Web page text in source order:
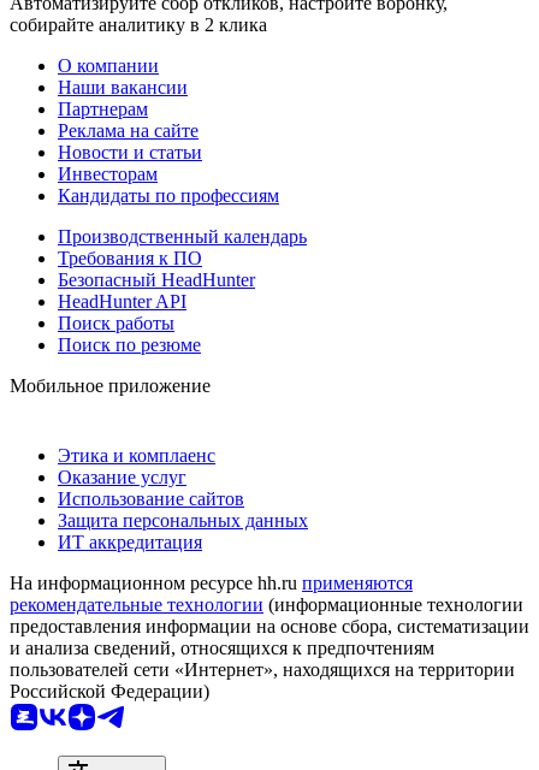
собирайте аналитику в 2 клика
О компании
Наши вакансии
Партнерам
Реклама на сайте
Новости и статьи
Инвесторам
Кандидаты по профессиям
Производственный календарь
Требования к ПО
Безопасный HeadHunter
HeadHunter API
Поиск работы
Поиск по резюме
Мобильное приложение
Этика и комплаенс
Оказание услуг
Использование сайтов
Защита персональных данных
ИТ аккредитация
На информационном ресурсе hh.ru применяются
рекомендательные технологии (информационные технологии
предоставления информации на основе сбора, систематизации
и анализа сведений, относящихся к предпочтениям
пользователей сети «Интернет», находящихся на территории
Российской Федерации)